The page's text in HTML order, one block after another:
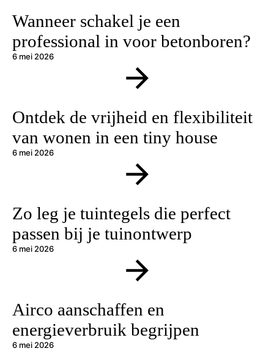
Wanneer schakel je een
professional in voor betonboren?
6 mei 2026
Ontdek de vrijheid en flexibiliteit
van wonen in een tiny house
6 mei 2026
Zo leg je tuintegels die perfect
passen bij je tuinontwerp
6 mei 2026
Airco aanschaffen en
energieverbruik begrijpen
6 mei 2026